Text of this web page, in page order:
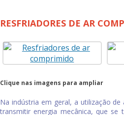
RESFRIADORES DE AR
Clique nas imagens para ampliar
Na indústria em geral, a utilização
transmitir energia mecânica, que se